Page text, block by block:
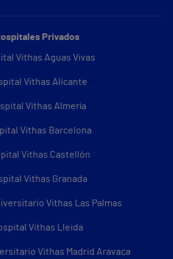
Privados
Vithas Aguas Vivas
Vithas Alicante
Vithas Almería
Vithas Barcelona
Vithas Castellón
Vithas Granada
Vithas Las Palmas
Vithas Lleida
Vithas Madrid Aravaca